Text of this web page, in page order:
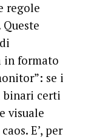
regole
in formato
se i
binari certi
visuale
E’, per